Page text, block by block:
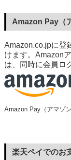
Amazon Pay（
Amazon.co.jpに登
けます。Amazon
は、同時に会員ロ
Amazon Pay（アマゾ
楽天ペイでのお